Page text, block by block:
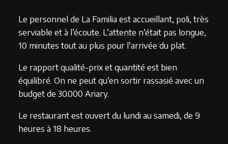
Le personnel de La Familia est accueillant, poli, très
serviable et à l’écoute. L’attente n’était pas longue,
10 minutes tout au plus pour l’arrivée du plat.
Le rapport qualité-prix et quantité est bien
équilibré. On ne peut qu’en sortir rassasié avec un
budget de 30.000 Ariary.
Le restaurant est ouvert du lundi au samedi, de 9
heures à 18 heures.